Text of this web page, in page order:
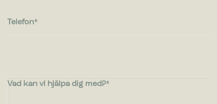
Telefon
Vad kan vi hjälpa dig med?